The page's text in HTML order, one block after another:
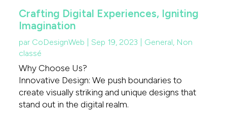
Crafting Digital Experiences, Igniting
Imagination
par CoDesignWeb |Sep 19, 2023 General, Non
classé
Why Choose Us?
Innovative Design: We push boundaries to
create visually striking and unique designs that
stand out in the digital realm.